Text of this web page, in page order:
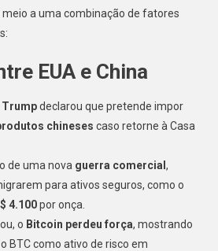
a uma combinação de fatores
EUA e China
Trumpdeclarou que pretende impor
chineses caso retorne à Casa
de uma nova guerra comercial ,
para ativos seguros, como o
4.100por onça.
o Bitcoin perdeu força, mostrando
BTC como ativo de risco em